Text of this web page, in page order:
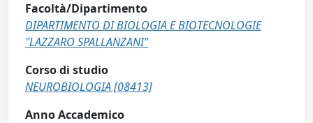
Facoltà/Dipartimento
DIPARTIMENTO DI BIOLOGIA E BIOTECNOLOGIE
"LAZZARO SPALLANZANI"
Corso di studio
NEUROBIOLOGIA [08413]
Anno Accademico